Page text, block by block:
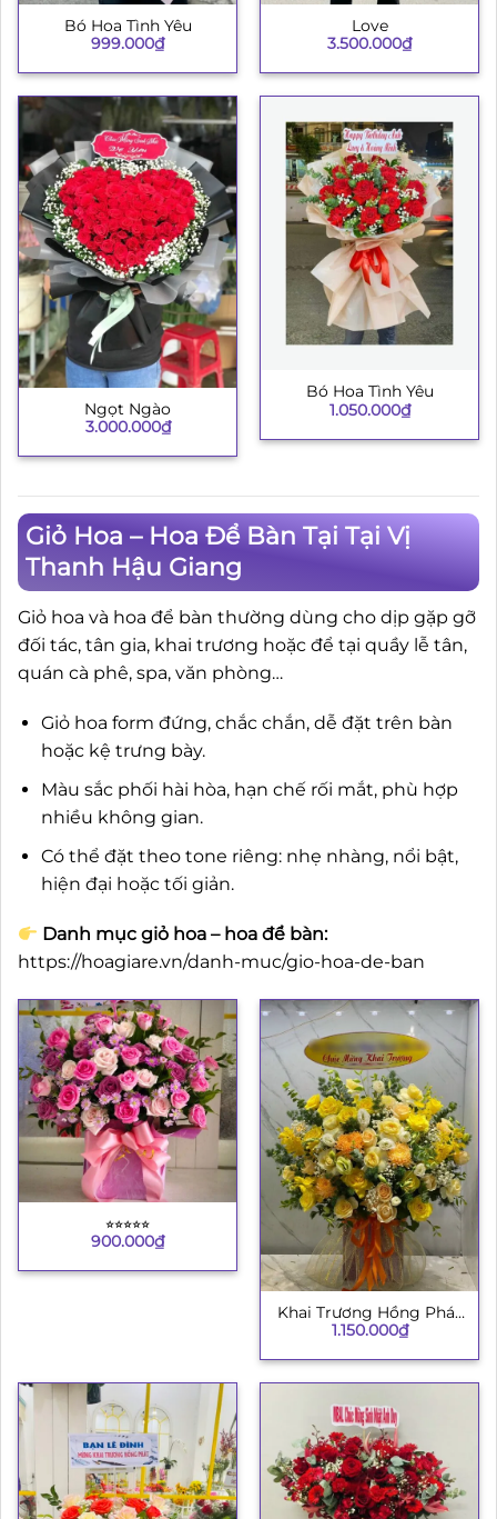
Bó Hoa Tình Yêu
999.000₫
Love
3.500.000₫
Ngọt Ngào
3.000.000₫
Bó Hoa Tình Yêu
1.050.000₫
Giỏ Hoa – Hoa Để Bàn Tại Tại Vị
Thanh Hậu Giang
Giỏ hoa và hoa để bàn thường dùng cho dịp gặp gỡ
đối tác, tân gia, khai trương hoặc để tại quầy lễ tân,
quán cà phê, spa, văn phòng…
Giỏ hoa form đứng, chắc chắn, dễ đặt trên bàn
hoặc kệ trưng bày.
Màu sắc phối hài hòa, hạn chế rối mắt, phù hợp
nhiều không gian.
Có thể đặt theo tone riêng: nhẹ nhàng, nổi bật,
hiện đại hoặc tối giản.
Danh mục giỏ hoa – hoa để bàn:
https://hoagiare.vn/danh-muc/gio-hoa-de-ban
⭐︎⭐︎⭐︎⭐︎⭐︎
900.000₫
Khai Trương Hồng Phát
8
1.150.000₫